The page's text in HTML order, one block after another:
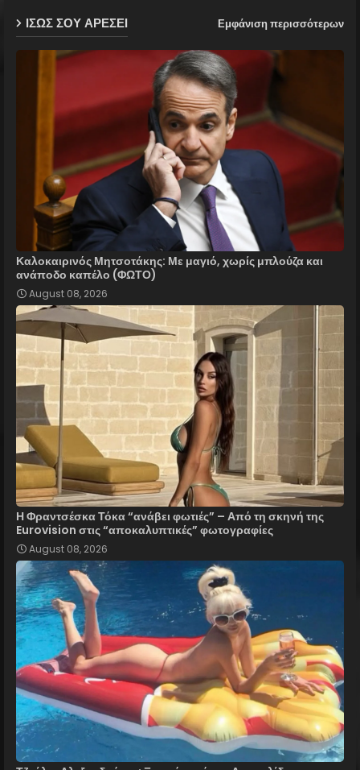
p
ΙΣΩΣ ΣΟΥ ΑΡΕΣΕΙ Εμφάνιση περισσότερων
Καλοκαιρινός Μητσοτάκης: Με μαγιό, χωρίς μπλούζα και
ανάποδο καπέλο (ΦΩΤΟ)
August 08, 2026
Η Φραντσέσκα Τόκα “ανάβει φωτιές” – Από τη σκηνή της
Eurovision στις “αποκαλυπτικές” φωτογραφίες
August 08, 2026